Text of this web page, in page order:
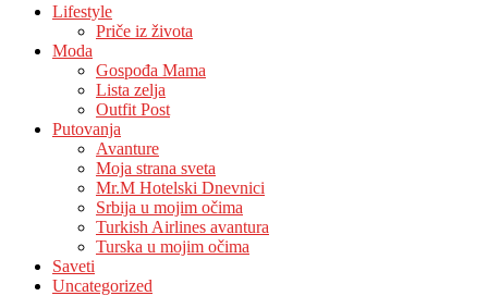
Lifestyle
Priče iz života
Moda
Gospođa Mama
Lista zelja
Outfit Post
Putovanja
Avanture
Moja strana sveta
Mr.M Hotelski Dnevnici
Srbija u mojim očima
Turkish Airlines avantura
Turska u mojim očima
Saveti
Uncategorized